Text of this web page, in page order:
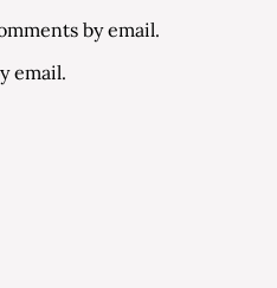
by email.
email.